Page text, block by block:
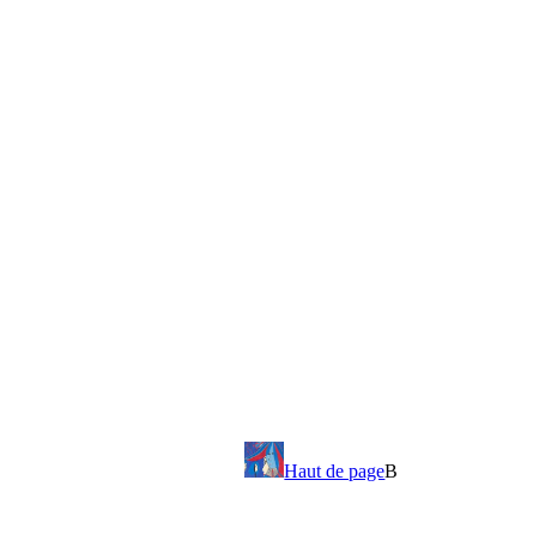
Haut de pageB